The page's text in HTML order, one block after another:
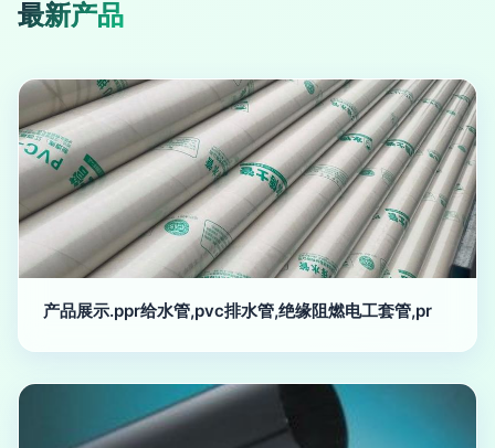
最新产品
产品展示.ppr给水管,pvc排水管,绝缘阻燃电工套管,pr